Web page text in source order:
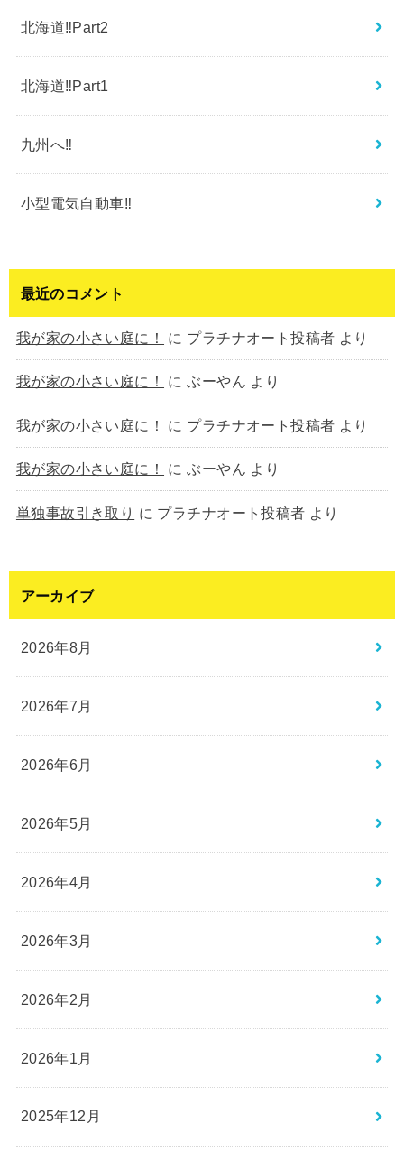
北海道‼︎Part2
北海道‼︎Part1
九州へ‼︎
小型電気自動車‼︎
最近のコメント
我が家の小さい庭に！ に プラチナオート投稿者 より
我が家の小さい庭に！ にぶーやん より
我が家の小さい庭に！ に プラチナオート投稿者 より
我が家の小さい庭に！ にぶーやん より
単独事故引き取り に プラチナオート投稿者 より
アーカイブ
2026年8月
2026年7月
2026年6月
2026年5月
2026年4月
2026年3月
2026年2月
2026年1月
2025年12月